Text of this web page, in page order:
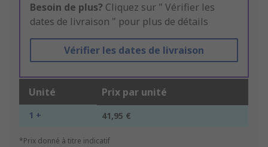
Besoin de plus? Cliquez sur " Vérifier les
dates de livraison " pour plus de détails
Vérifier les dates de livraison
Unité Prix par unité
1 + 41,95 €
*Prix donné à titre indicatif